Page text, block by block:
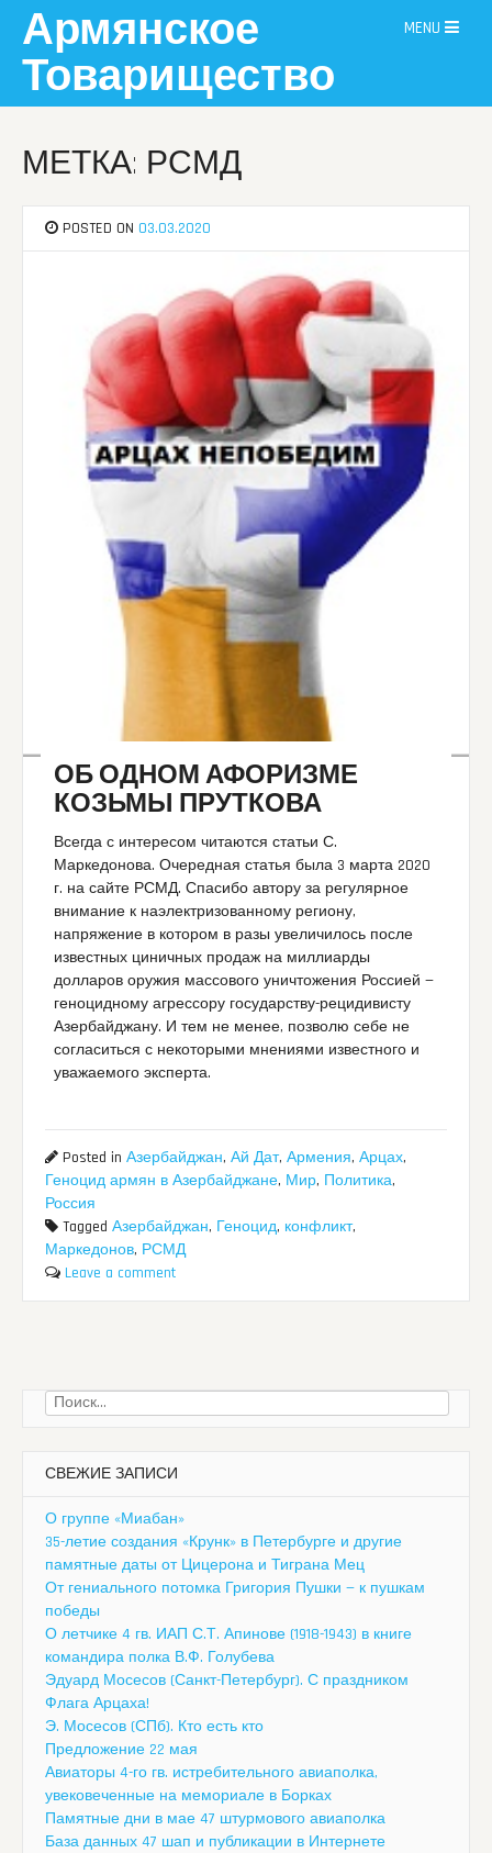
content
Армянское
Товарищество
MENU
МЕТКА: РСМД
POSTED ON 03.03.2020
ОБ ОДНОМ АФОРИЗМЕ
КОЗЬМЫ ПРУТКОВА
Всегда с интересом читаются статьи С.
Маркедонова. Очередная статья была 3 марта 2020
г. на сайте РСМД. Спасибо автору за регулярное
внимание к наэлектризованному региону,
напряжение в котором в разы увеличилось после
известных циничных продаж на миллиарды
долларов оружия массового уничтожения Россией —
геноцидному агрессору государству-рецидивисту
Азербайджану. И тем не менее, позволю себе не
согласиться с некоторыми мнениями известного и
уважаемого эксперта.
Posted inАзербайджан,Ай Дат,Армения,Арцах,
Геноцид армян в Азербайджане, Мир, Политика,
Россия
TaggedАзербайджан, Геноцид, конфликт,
Маркедонов, РСМД
Leave a comment
Найти:
СВЕЖИЕ ЗАПИСИ
О группе «Миабан»
35-летие создания «Крунк» в Петербурге и другие
памятные даты от Цицерона и Тиграна Мец
От гениального потомка Григория Пушки — к пушкам
победы
О летчике 4 гв. ИАП С.Т. Апинове (1918-1943) в книге
командира полка В.Ф. Голубева
Эдуард Мосесов (Санкт-Петербург). С праздником
Флага Арцаха!
Э. Мосесов (СПб). Кто есть кто
Предложение 22 мая
Авиаторы 4-го гв. истребительного авиаполка,
увековеченные на мемориале в Борках
Памятные дни в мае 47 штурмового авиаполка
База данных 47 шап и публикации в Интернете